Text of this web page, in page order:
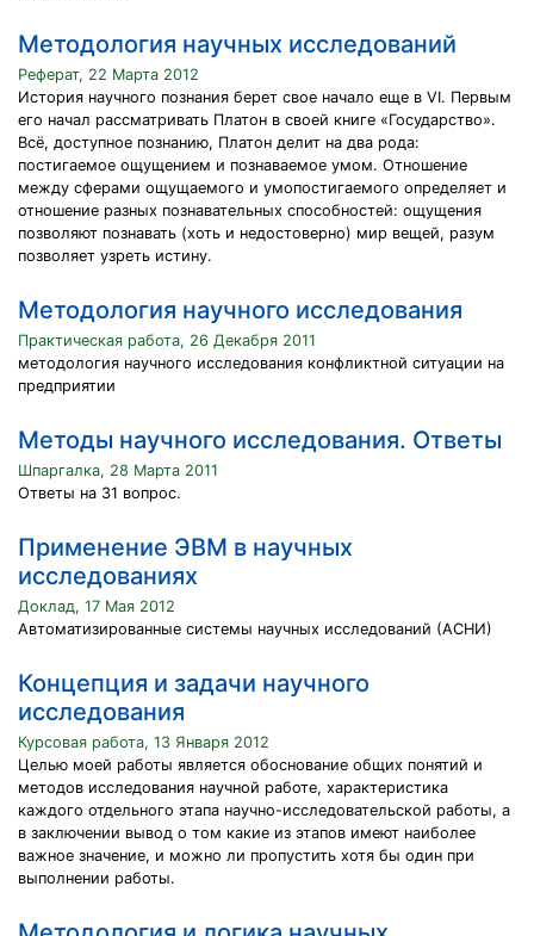
Методология научных исследований
Реферат, 22 Марта 2012
История научного познания берет свое начало еще в VI. Первым
его начал рассматривать Платон в своей книге «Государство».
Всё, доступное познанию, Платон делит на два рода:
постигаемое ощущением и познаваемое умом. Отношение
между сферами ощущаемого и умопостигаемого определяет и
отношение разных познавательных способностей: ощущения
позволяют познавать (хоть и недостоверно) мир вещей, разум
позволяет узреть истину.
Методология научного исследования
Практическая работа, 26 Декабря 2011
методология научного исследования конфликтной ситуации на
предприятии
Методы научного исследования. Ответы
Шпаргалка, 28 Марта 2011
Ответы на 31 вопрос.
Применение ЭВМ в научных
исследованиях
Доклад, 17 Мая 2012
Автоматизированные системы научных исследований (АСНИ)
Концепция и задачи научного
исследования
Курсовая работа, 13 Января 2012
Целью моей работы является обоснование общих понятий и
методов исследования научной работе, характеристика
каждого отдельного этапа научно-исследовательской работы, а
в заключении вывод о том какие из этапов имеют наиболее
важное значение, и можно ли пропустить хотя бы один при
выполнении работы.